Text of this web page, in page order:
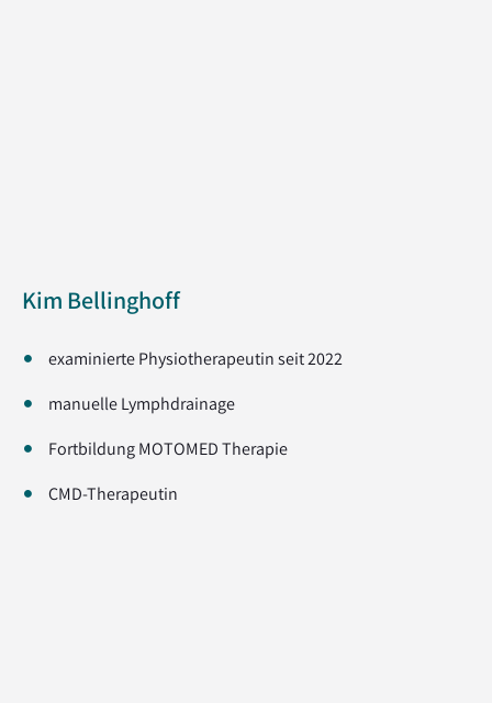
Kim Bellinghoff
examinierte Physiotherapeutin seit 2022
manuelle Lymphdrainage
Fortbildung MOTOMED Therapie
CMD-Therapeutin